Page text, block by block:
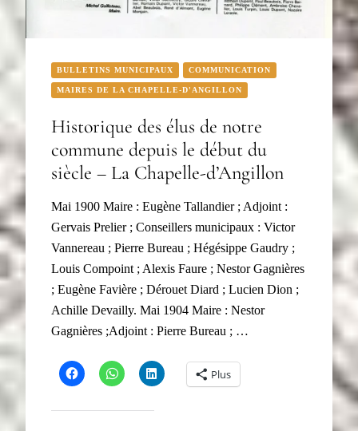
BULLETINS MUNICIPAUX COMMUNICATION
MAIRES DE LA CHAPELLE-D'ANGILLON
Historique des élus de notre
commune depuis le début du
siècle – La Chapelle-d’Angillon
Mai 1900 Maire : Eugène Tallandier ; Adjoint :
Gervais Prelier ; Conseillers municipaux : Victor
Vannereau ; Pierre Bureau ; Hégésippe Gaudry ;
Louis Compoint ; Alexis Faure ; Nestor Gagnières
; Eugène Favière ; Dérouet Diard ; Lucien Dion ;
Achille Devailly. Mai 1904 Maire : Nestor
Gagnières ;Adjoint : Pierre Bureau ; …
Plus